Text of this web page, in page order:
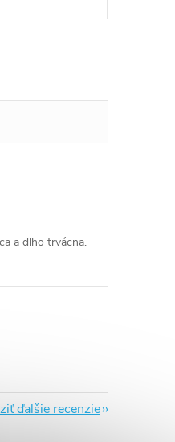
a dlho trvácna.
ďalšie recenzie